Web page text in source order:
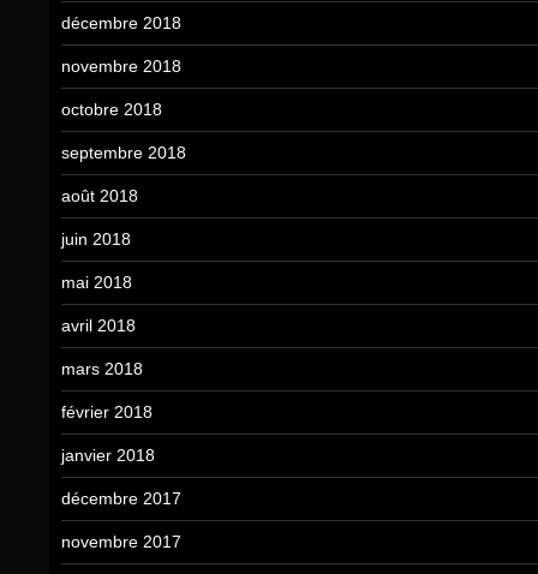
décembre 2018
novembre 2018
octobre 2018
septembre 2018
août 2018
juin 2018
mai 2018
avril 2018
mars 2018
février 2018
janvier 2018
décembre 2017
novembre 2017